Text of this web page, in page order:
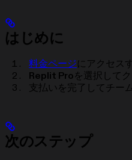
はじめに
料金ページにアクセス
Replit Proを選択して
支払いを完了してチー
次のステップ